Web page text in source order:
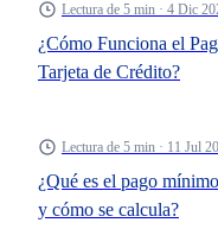
¿Cómo Funciona el
Tarjeta de Crédito?
Lectura de 5 min · 4 Dic
¿Qué es el pago
y cómo se calcula?
Lectura de 5 min · 11 Jul